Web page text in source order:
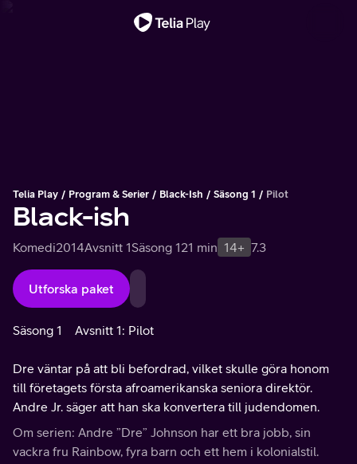
Telia Play Program & Serier Black-Ish Säsong 1 Pilot
Black-ish
Komedi2014Avsnitt 1Säsong 121 min 14+ 7.3
Utforska paket
Säsong 1 Avsnitt 1: Pilot
Dre väntar på att bli befordrad, vilket skulle göra honom
till företagets första afroamerikanska seniora direktör.
Andre Jr. säger att han ska konvertera till judendomen.
Om serien: Andre ”Dre” Johnson har ett bra jobb, sin
vackra fru Rainbow, fyra barn och ett hem i kolonialstil.